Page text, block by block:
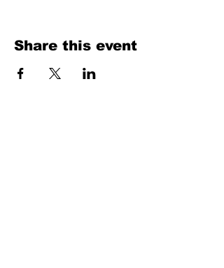
Share this event